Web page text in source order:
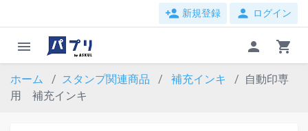
person_add 新規登録 person ログイン
menu person shopping_cart
ホーム スタンプ関連商品 補充インキ
自動印専
用 補充インキ